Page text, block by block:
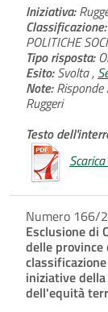
Iniziativa:
Classificazione:
POLITICHE
Tipo risposta:
Esito:Svolta ,
Note:Risponde
Ruggeri
Testo
Numero 166/
Esclusione di
delle province
iniziative
dell'equità